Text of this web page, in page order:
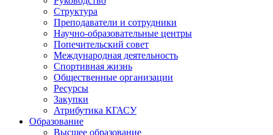
Структура
Преподаватели и сотрудники
Научно-образовательные центры
Попечительский совет
Международная деятельность
Спортивная жизнь
Общественные организации
Ресурсы
Закупки
Атрибутика КГАСУ
Образование
Высшее образование